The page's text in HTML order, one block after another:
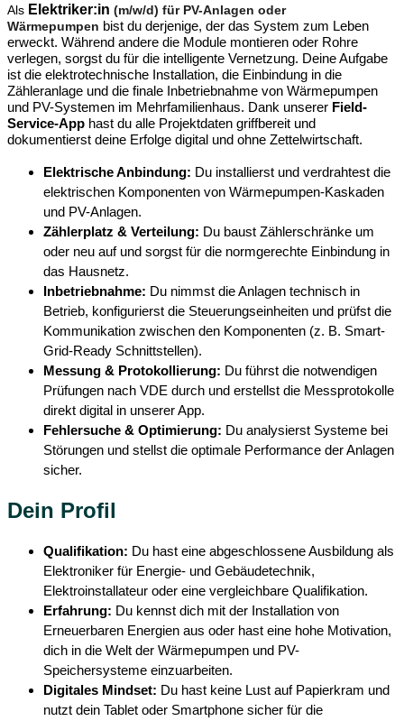
Als Elektriker:in (m/w/d) für PV-Anlagen oder
Wärmepumpen bist du derjenige, der das System zum Leben
erweckt. Während andere die Module montieren oder Rohre
verlegen, sorgst du für die intelligente Vernetzung. Deine Aufgabe
ist die elektrotechnische Installation, die Einbindung in die
Zähleranlage und die finale Inbetriebnahme von Wärmepumpen
und PV-Systemen im Mehrfamilienhaus. Dank unserer Field-
Service-App hast du alle Projektdaten griffbereit und
dokumentierst deine Erfolge digital und ohne Zettelwirtschaft.
Elektrische Anbindung: Du installierst und verdrahtest die
elektrischen Komponenten von Wärmepumpen-Kaskaden
und PV-Anlagen.
Zählerplatz & Verteilung: Du baust Zählerschränke um
oder neu auf und sorgst für die normgerechte Einbindung in
das Hausnetz.
Inbetriebnahme: Du nimmst die Anlagen technisch in
Betrieb, konfigurierst die Steuerungseinheiten und prüfst die
Kommunikation zwischen den Komponenten (z. B. Smart-
Grid-Ready Schnittstellen).
Messung & Protokollierung: Du führst die notwendigen
Prüfungen nach VDE durch und erstellst die Messprotokolle
direkt digital in unserer App.
Fehlersuche & Optimierung: Du analysierst Systeme bei
Störungen und stellst die optimale Performance der Anlagen
sicher.
Dein Profil
Qualifikation: Du hast eine abgeschlossene Ausbildung als
Elektroniker für Energie- und Gebäudetechnik,
Elektroinstallateur oder eine vergleichbare Qualifikation.
Erfahrung: Du kennst dich mit der Installation von
Erneuerbaren Energien aus oder hast eine hohe Motivation,
dich in die Welt der Wärmepumpen und PV-
Speichersysteme einzuarbeiten.
Digitales Mindset: Du hast keine Lust auf Papierkram und
nutzt dein Tablet oder Smartphone sicher für die